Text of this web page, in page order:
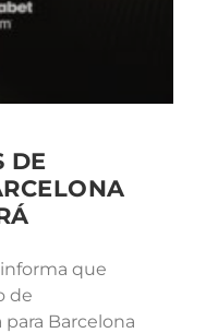
DE
que
de
Barcelona